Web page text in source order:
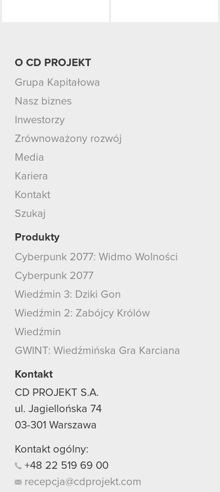
O CD PROJEKT
Grupa Kapitałowa
Nasz biznes
Inwestorzy
Zrównoważony rozwój
Media
Kariera
Kontakt
Szukaj
Produkty
Cyberpunk 2077: Widmo Wolności
Cyberpunk 2077
Wiedźmin 3: Dziki Gon
Wiedźmin 2: Zabójcy Królów
Wiedźmin
GWINT: Wiedźmińska Gra Karciana
Kontakt
CD PROJEKT S.A.
ul. Jagiellońska 74
03-301 Warszawa
Kontakt ogólny:
+48 22 519 69 00
recepcja@cdprojekt.com